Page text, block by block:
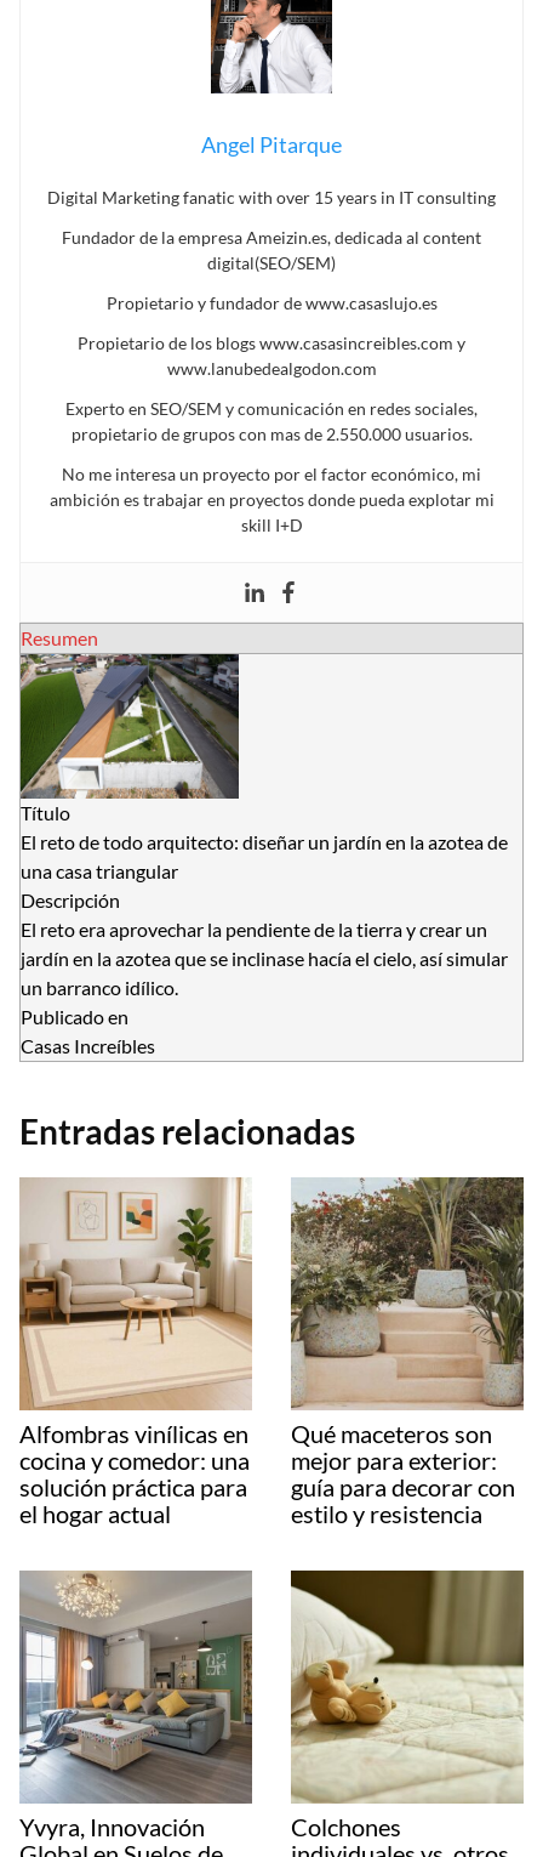
Angel Pitarque
Digital Marketing fanatic with over 15 years in IT consulting
Fundador de la empresa Ameizin.es, dedicada al content
digital(SEO/SEM)
Propietario y fundador de www.casaslujo.es
Propietario de los blogs www.casasincreibles.com y
www.lanubedealgodon.com
Experto en SEO/SEM y comunicación en redes sociales,
propietario de grupos con mas de 2.550.000 usuarios.
No me interesa un proyecto por el factor económico, mi
ambición es trabajar en proyectos donde pueda explotar mi
skill I+D
Resumen
Título
El reto de todo arquitecto: diseñar un jardín en la azotea de
una casa triangular
Descripción
El reto era aprovechar la pendiente de la tierra y crear un
jardín en la azotea que se inclinase hacía el cielo, así simular
un barranco idílico.
Publicado en
Casas Increíbles
Entradas relacionadas
Alfombras vinílicas en
cocina y comedor: una
solución práctica para
el hogar actual
Qué maceteros son
mejor para exterior:
guía para decorar con
estilo y resistencia
Yvyra, Innovación
Colchones